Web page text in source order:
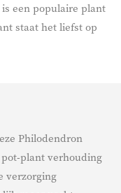
een populaire plant
staat het liefst op
Philodendron
plant verhouding
verzorging